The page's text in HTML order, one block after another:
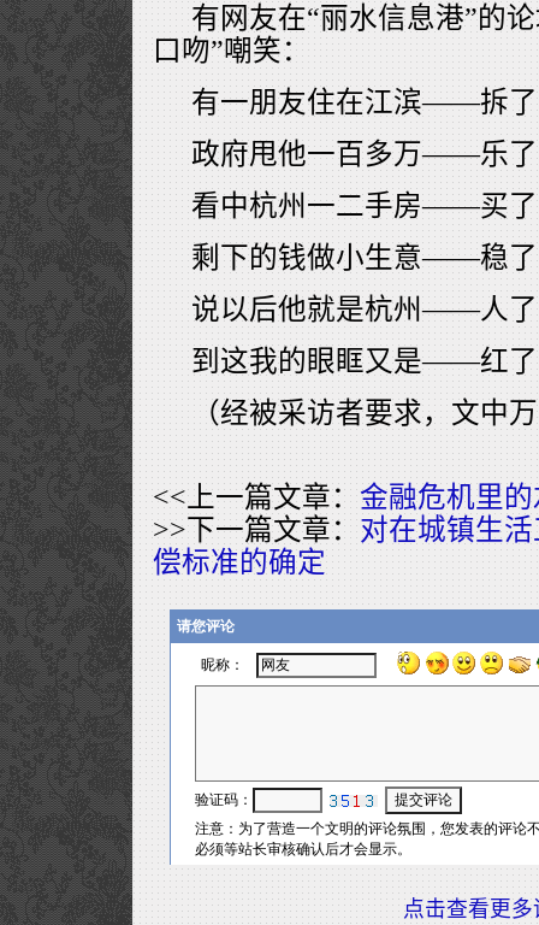
有网友在“丽水信息港”的
口吻”嘲笑：
有一朋友住在江滨——拆了
政府甩他一百多万——乐了
看中杭州一二手房——买了
剩下的钱做小生意——稳了
说以后他就是杭州——人了
到这我的眼眶又是——红了
（经被采访者要求，文中
<<上一篇文章：金融危机里
>>下一篇文章：对在城镇生
偿标准的确定
点击查看更多